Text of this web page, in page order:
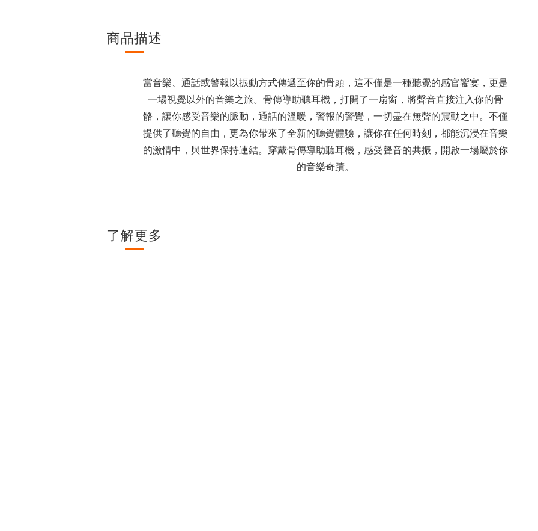
商品描述
當音樂、通話或警報以振動方式傳遞至你的骨頭，這不僅是一種聽覺的感官饗宴，更是
一場視覺以外的音樂之旅。骨傳導助聽耳機，打開了一扇窗，將聲音直接注入你的骨
骼，讓你感受音樂的脈動，通話的溫暖，警報的警覺，一切盡在無聲的震動之中。不僅
提供了聽覺的自由，更為你帶來了全新的聽覺體驗，讓你在任何時刻，都能沉浸在音樂
的激情中，與世界保持連結。穿戴骨傳導助聽耳機，感受聲音的共振，開啟一場屬於你
的音樂奇蹟。
了解更多